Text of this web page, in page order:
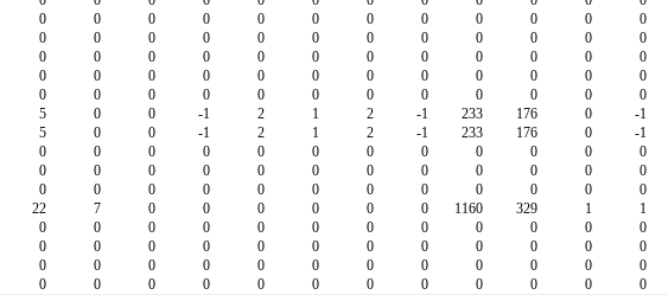
0 0 0 0 0 0 0 0 0 0 0 0
0 0 0 0 0 0 0 0 0 0 0 0
0 0 0 0 0 0 0 0 0 0 0 0
0 0 0 0 0 0 0 0 0 0 0 0
0 0 0 0 0 0 0 0 0 0 0 0
5 0 0 -1 2 1 2 -1 233 176 0 -1
5 0 0 -1 2 1 2 -1 233 176 0 -1
0 0 0 0 0 0 0 0 0 0 0 0
0 0 0 0 0 0 0 0 0 0 0 0
0 0 0 0 0 0 0 0 0 0 0 0
22 7 0 0 0 0 0 0 1160 329 1 1
0 0 0 0 0 0 0 0 0 0 0 0
0 0 0 0 0 0 0 0 0 0 0 0
0 0 0 0 0 0 0 0 0 0 0 0
0 0 0 0 0 0 0 0 0 0 0 0